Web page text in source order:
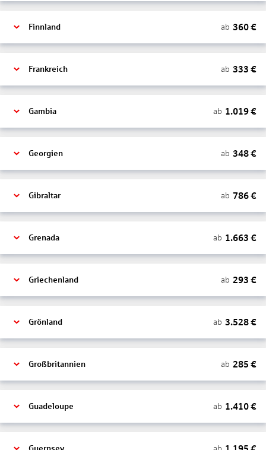
Finnland ab 360€
Frankreich ab 333 €
Gambia ab 1.019€
Georgien ab 348€
Gibraltar ab 786€
Grenada ab 1.663 €
Griechenland ab 293 €
Grönland ab 3.528€
Großbritannien ab 285 €
Guadeloupe ab 1.410€
ab